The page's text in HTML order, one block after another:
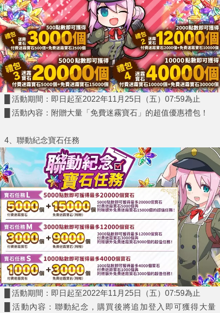
█ 活動期間：即日起至2022年11月25日（五）07:59為止
█ 活動內容：附贈大量「免費迷霧寶石」 的超值優惠禮包！
4、聯動紀念寶石任務
█ 活動期間：即日起至2022年11月25日（五）07:59為止
█ 活動內容：聯動紀念，購買後將追加登入即可獲得大量